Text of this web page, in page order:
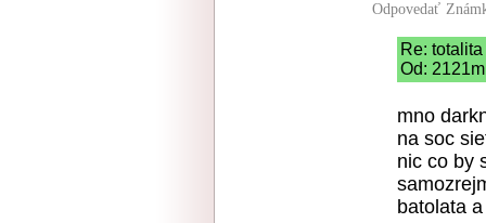
Odpovedať
Re: totalita
Od:
mno
na soc
nic co by
batolata